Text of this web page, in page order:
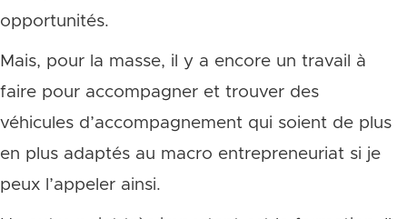
opportunités.
Mais, pour la masse, il y a encore un travail à
faire pour accompagner et trouver des
véhicules d’accompagnement qui soient de plus
en plus adaptés au macro entrepreneuriat si je
peux l’appeler ainsi.